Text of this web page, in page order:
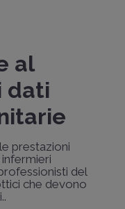
al
dati
prestazioni
del
che devono